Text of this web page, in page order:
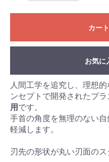
カー
お気に
人間工学を追究し、理想
ンセプトで開発されたプ
用 です。
手首の角度を無理のない
軽減します。
刃先の形状が丸い刃面の